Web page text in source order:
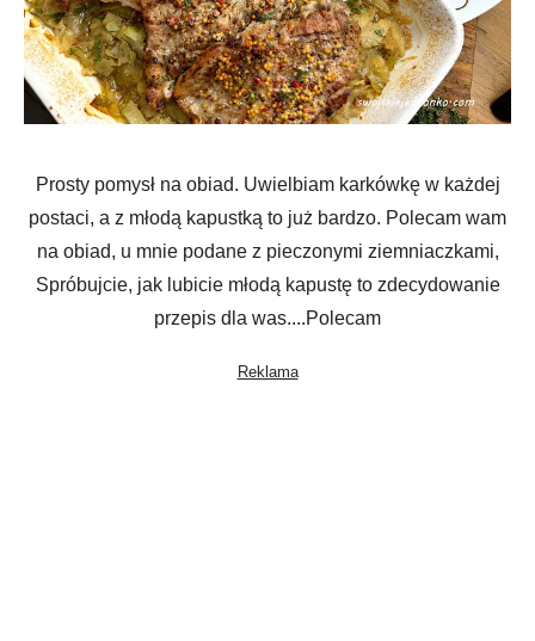
Prosty pomysł na obiad. Uwielbiam karkówkę w każdej
postaci, a z młodą kapustką to już bardzo. Polecam wam
na obiad, u mnie podane z pieczonymi ziemniaczkami,
Spróbujcie, jak lubicie młodą kapustę to zdecydowanie
przepis dla was....Polecam